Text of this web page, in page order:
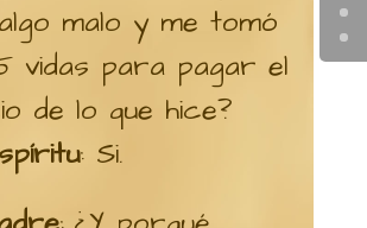
malo y me tomó
vidas para pagar el
de lo que hice?
: Si.